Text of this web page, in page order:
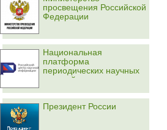
просвещения Российской
Федерации
Национальная
платформа
периодических научных
изданий
Президент России